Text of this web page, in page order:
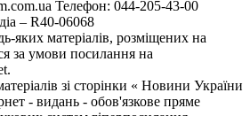
Телефон: 044-205-43-00
– R40-06068
яких матеріалів, розміщених на
за умови посилання на
зі сторінки « Новини України
- видань - обов'язкове пряме